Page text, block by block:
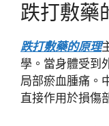
跌打敷藥
跌打敷藥的原理
學。當身體受到
局部瘀血腫痛。
直接作用於損傷